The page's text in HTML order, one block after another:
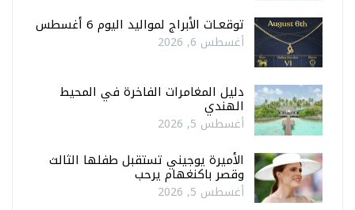
توقعـات الأبراج لمواليد اليوم 6 أغسطس
أغسطس 6, 2026
دليل المغامرات الفاخرة في المحيط
الهندي
أغسطس 5, 2026
الأميرة يوجيني تستقبل طفلها الثالث
وقصر باكنغهام يرحب
أغسطس 5, 2026